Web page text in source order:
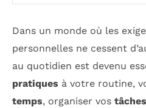
Dans un monde où les
personnelles ne cessent
au quotidien est devenu
pratiques à votre routine,
temps, organiser vos tâches